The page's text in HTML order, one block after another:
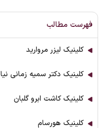
فهرست مطالب
کلینیک لیزر مروارید
کلینیک دکتر سمیه زمانی نیا
کلینیک کاشت ابرو گلبان
کلینیک هورسام